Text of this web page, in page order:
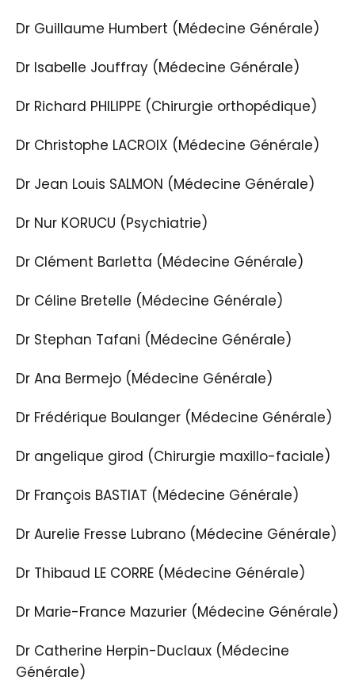
Dr Guillaume Humbert (Médecine Générale)
Dr Isabelle Jouffray (Médecine Générale)
Dr Richard PHILIPPE (Chirurgie orthopédique)
Dr Christophe LACROIX (Médecine Générale)
Dr Jean Louis SALMON (Médecine Générale)
Dr Nur KORUCU (Psychiatrie)
Dr Clément Barletta (Médecine Générale)
Dr Céline Bretelle (Médecine Générale)
Dr Stephan Tafani (Médecine Générale)
Dr Ana Bermejo (Médecine Générale)
Dr Frédérique Boulanger (Médecine Générale)
Dr angelique girod (Chirurgie maxillo-faciale)
Dr François BASTIAT (Médecine Générale)
Dr Aurelie Fresse Lubrano (Médecine Générale)
Dr Thibaud LE CORRE (Médecine Générale)
Dr Marie-France Mazurier (Médecine Générale)
Dr Catherine Herpin-Duclaux (Médecine
Générale)